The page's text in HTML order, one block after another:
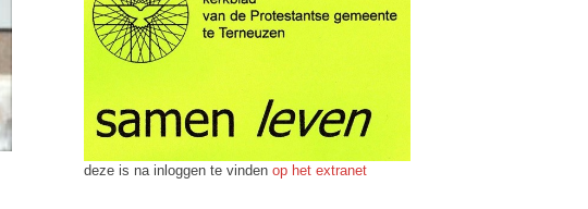
deze is na inloggen te vindenop het extranet